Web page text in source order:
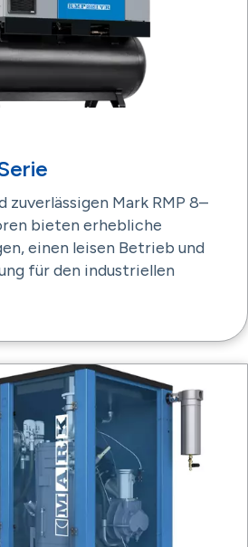
Mark RMP 8–
bieten erhebliche
einen leisen Betrieb und
für den industriellen